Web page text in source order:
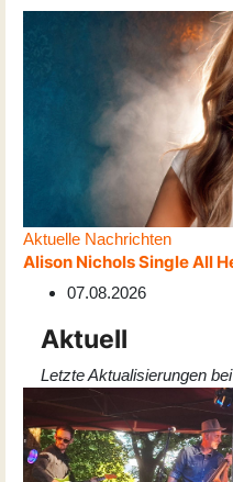
Aktuelle Nachrichten
Alison Nichols Single All
07.08.2026
Aktuell
Letzte Aktualisierungen